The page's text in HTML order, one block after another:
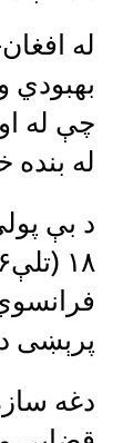
له
بهبودي
چې له
له
د بې
پرېښی
دغه